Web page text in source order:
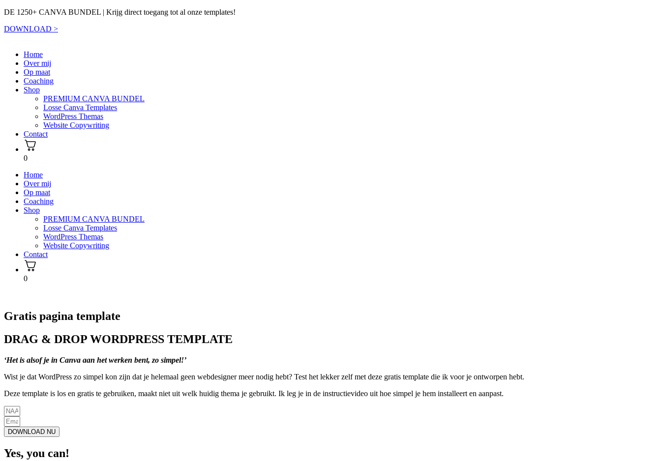
DE 1250+ CANVA BUNDEL | Krijg direct toegang tot al onze templates!
DOWNLOAD >
Home
Over mij
Op maat
Coaching
Shop
PREMIUM CANVA BUNDEL
Losse Canva Templates
WordPress Themas
Website Copywriting
Contact
0
Home
Over mij
Op maat
Coaching
Shop
PREMIUM CANVA BUNDEL
Losse Canva Templates
WordPress Themas
Website Copywriting
Contact
0
Gratis pagina template
DRAG & DROP WORDPRESS TEMPLATE
‘Het is alsof je in Canva aan het werken bent, zo simpel!’
Wist je dat WordPress zo simpel kon zijn dat je helemaal geen webdesigner meer nodig hebt? Test het lekker zelf met deze gratis template die ik voor je ontworpen hebt.
Deze template is los en gratis te gebruiken, maakt niet uit welk huidig thema je gebruikt. Ik leg je in de instructievideo uit hoe simpel je hem installeert en aanpast.
DOWNLOAD NU
Yes, you can!